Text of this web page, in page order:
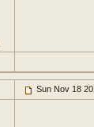
Sun Nov 18